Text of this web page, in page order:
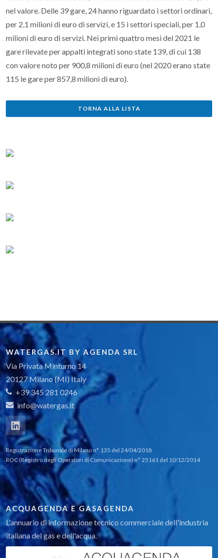
nel valore. Delle 39 gare, 24 hanno riguardato i settori ordinari,
per 2,1 milioni di euro di servizi, e 15 i settori speciali, per 1,0
milioni di euro di servizi. Nei primi quattro mesi del 2021 le
gare rilevate per appalti integrati sono state 139, di cui 138
con valore noto per 900,8 milioni di euro (nel 2020 erano state
115 le gare per 857,8 milioni di euro).
TORNA ALLA LISTA
WATERGAS.IT BY AGENDA SRL
Via Privata Minturno 14
20127 Milano (MI) Italy
+39 345 281 0246
info@watergas.it
Registrazione Tribunale di Milano n° 135 del 24/04/2018
ROC (Registro degli Operatori di Comunicazione) n° 25161 del 10/12/2014
ACQUAGENDA E GASAGENDA
L'annuario di informazione tecnico commerciale dell'industria
italiana del gas e dell'acqua.